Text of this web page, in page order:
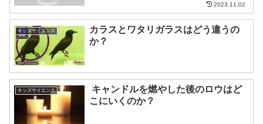
2023.11.02
キッズサイエンス
カラスとワタリガラスはどう違うの
か？
キッズサイエンス
キャンドルを燃やした後のロウはど
こにいくのか？